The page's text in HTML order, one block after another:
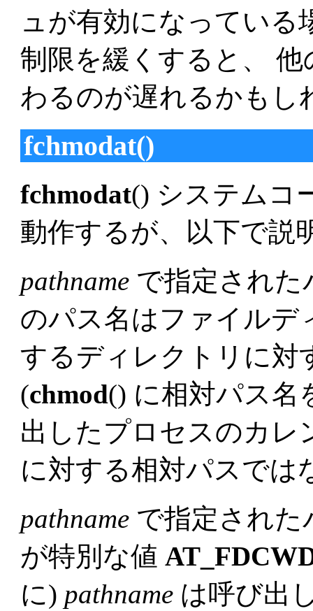
ュが有効になっている
制限を緩くすると、
わるのが遅れるかもし
fchmodat()
fchmodat() システムコ
動作するが、以下で説
pathname で指定された
のパス名はファイル
するディレクトリに対
(chmod() に相対パス名
出したプロセスのカレ
に対する相対パスでは
pathname で指定され
が特別な値
に) pathname は呼び出